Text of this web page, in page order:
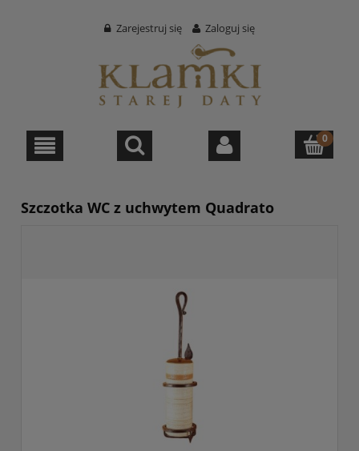
Zarejestruj się Zaloguj się
Szczotka WC z uchwytem Quadrato